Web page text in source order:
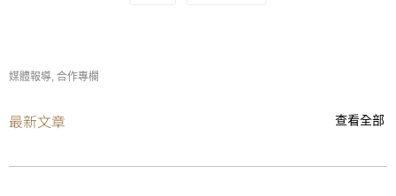
媒體報導 合作專欄
最新文章 查看全部